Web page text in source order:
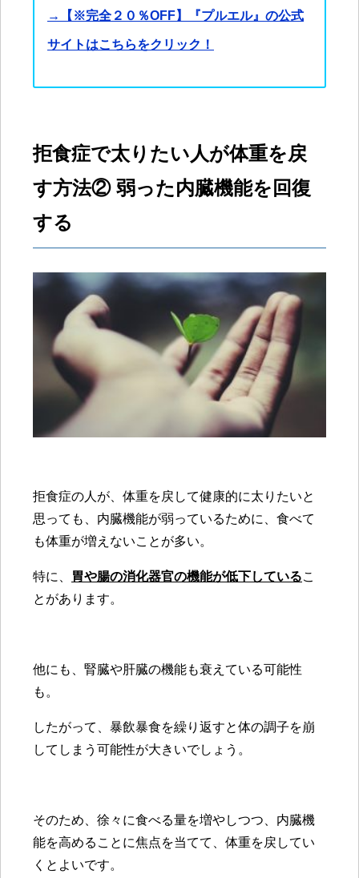
→【※完全２０％OFF】『プルエル』の公式
サイトはこちらをクリック！
拒食症で太りたい人が体重を戻
す方法② 弱った内臓機能を回復
する
拒食症の人が、体重を戻して健康的に太りたいと
思っても、内臓機能が弱っているために、食べて
も体重が増えないことが多い。
特に、 胃や腸の消化器官の機能が低下しているこ
とがあります。
他にも、腎臓や肝臓の機能も衰えている可能性
も。
したがって、暴飲暴食を繰り返すと体の調子を崩
してしまう可能性が大きいでしょう。
そのため、徐々に食べる量を増やしつつ、内臓機
能を高めることに焦点を当てて、体重を戻してい
くとよいです。